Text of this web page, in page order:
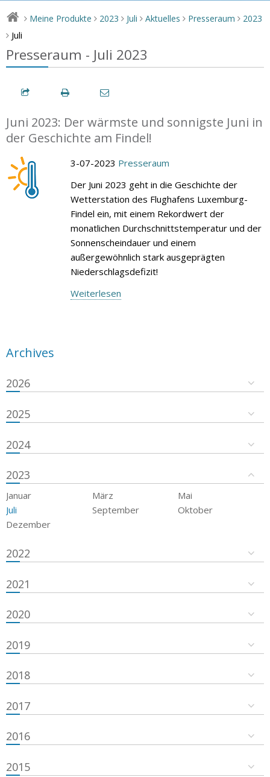
> Meine Produkte > 2023 > Juli > Aktuelles > Presseraum > 2023
> Juli
Presseraum - Juli 2023
Juni 2023: Der wärmste und sonnigste Juni in
der Geschichte am Findel!
3-07-2023 Presseraum
Der Juni 2023 geht in die Geschichte der
Wetterstation des Flughafens Luxemburg-
Findel ein, mit einem Rekordwert der
monatlichen Durchschnittstemperatur und der
Sonnenscheindauer und einem
außergewöhnlich stark ausgeprägten
Niederschlagsdefizit!
Weiterlesen
Archives
2026
2025
2024
2023
Januar März
Mai
Juli
September
Oktober
Dezember
2022
2021
2020
2019
2018
2017
2016
2015